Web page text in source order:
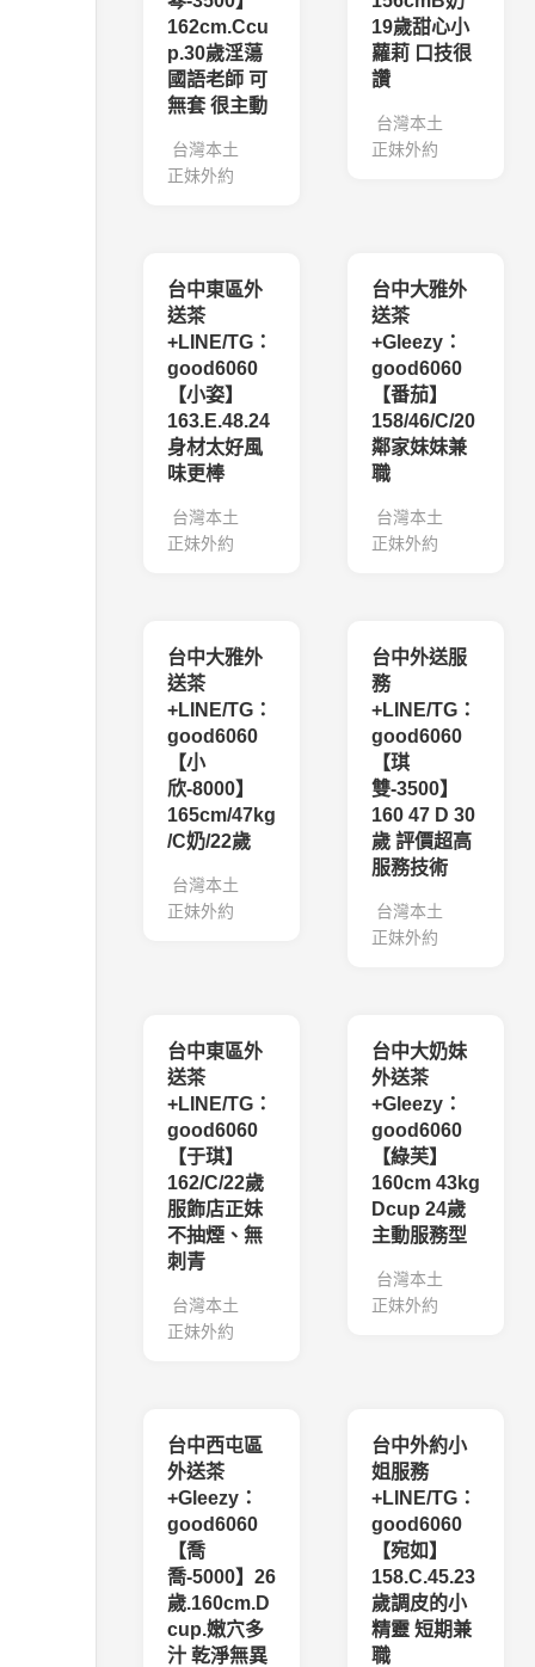
162cm.Ccu
p.30歲淫蕩
國語老師 可
無套 很主動
台灣本土
正妹外約
19歲甜心小
蘿莉 口技很
讚
台灣本土
正妹外約
台中東區外
送茶
+LINE/TG：
good6060
【小姿】
163.E.48.24
身材太好風
味更棒
台灣本土
正妹外約
台中大雅外
送茶
+Gleezy：
good6060
【番茄】
158/46/C/20
鄰家妹妹兼
職
台灣本土
正妹外約
台中大雅外
送茶
+LINE/TG：
good6060
【小
欣-8000】
165cm/47kg
/C奶/22歲
台灣本土
正妹外約
台中外送服
務
+LINE/TG：
good6060
【琪
雙-3500】
160 47 D 30
歲 評價超高
服務技術
台灣本土
正妹外約
台中東區外
送茶
+LINE/TG：
good6060
【于琪】
162/C/22歲
服飾店正妹
不抽煙、無
刺青
台灣本土
正妹外約
台中大奶妹
外送茶
+Gleezy：
good6060
【綠芙】
160cm 43kg
Dcup 24歲
主動服務型
台灣本土
正妹外約
台中西屯區
外送茶
+Gleezy：
good6060
【喬
喬-5000】26
歲.160cm.D
cup.嫩穴多
汁 乾淨無異
台中外約小
姐服務
+LINE/TG：
good6060
【宛如】
158.C.45.23
歲調皮的小
精靈 短期兼
職